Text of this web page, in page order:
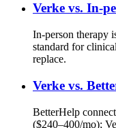
Verke vs. In-
In-person therapy
standard for
replace.
Verke vs.
BetterHelp
($240–400/mo);